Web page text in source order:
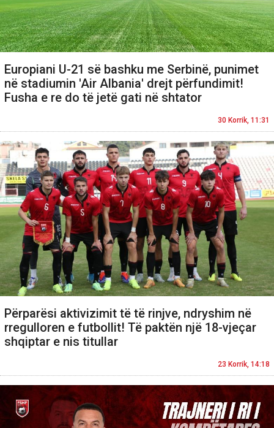
Europiani U-21 së bashku me Serbinë, punimet
në stadiumin 'Air Albania' drejt përfundimit!
Fusha e re do të jetë gati në shtator
30 Korrik, 11:31
Përparësi aktivizimit të të rinjve, ndryshim në
rregulloren e futbollit! Të paktën një 18-vjeçar
shqiptar e nis titullar
23 Korrik, 14:18